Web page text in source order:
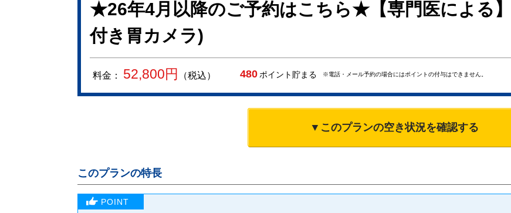
★26年4月以降のご予約はこちら★【専門医による
付き胃カメラ)
料金： 52,800円 （税込） 480 ポイント貯まる ※電話・メール予約の場合にはポイントの付与はできません。
▼このプランの空き状況を確認する
このプランの特長